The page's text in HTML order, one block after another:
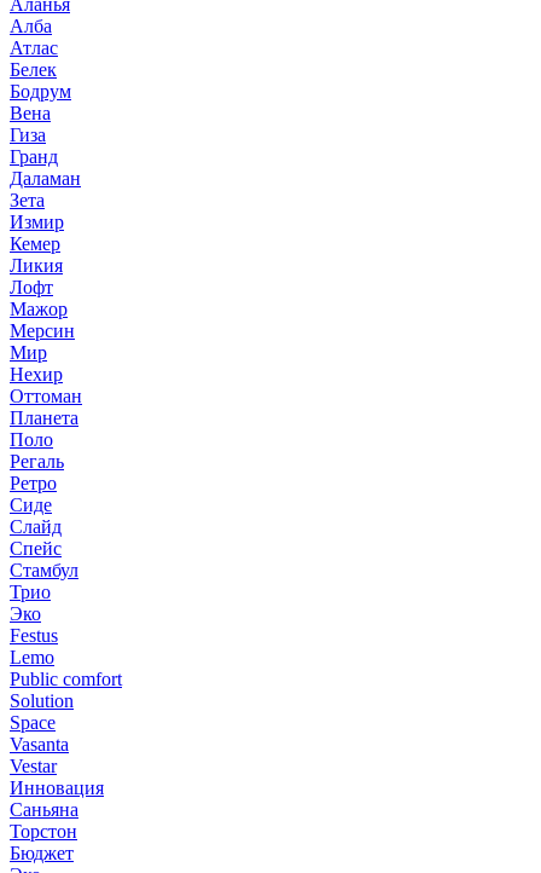
Аланья
Алба
Атлас
Белек
Бодрум
Вена
Гиза
Гранд
Даламан
Зета
Измир
Кемер
Ликия
Лофт
Мажор
Мерсин
Мир
Нехир
Оттоман
Планета
Поло
Регаль
Ретро
Сиде
Слайд
Спейс
Стамбул
Трио
Эко
Festus
Lemo
Public comfort
Solution
Space
Vasanta
Vestar
Инновация
Саньяна
Торстон
Бюджет